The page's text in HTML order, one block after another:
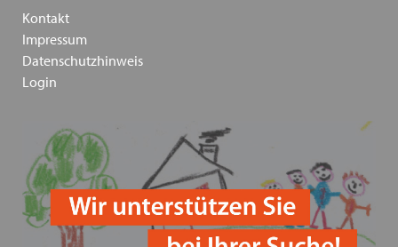
am 26.10.23
Fristen und Sitzungstermine für
Barbetrag für Kinder und Jugendliche im Rahmen
der Hilfe zur Erziehung gemäß § 39 Abs. 2 S. 2 SGB VIII
Heimleiter*innentreffen in Präsenz am 21. September
2023 in Seeshaupt in Oberbayern und zeitgleich in
Wertach in Schwaben
Kontakt
Impressum
Datenschutzhinweis
Login